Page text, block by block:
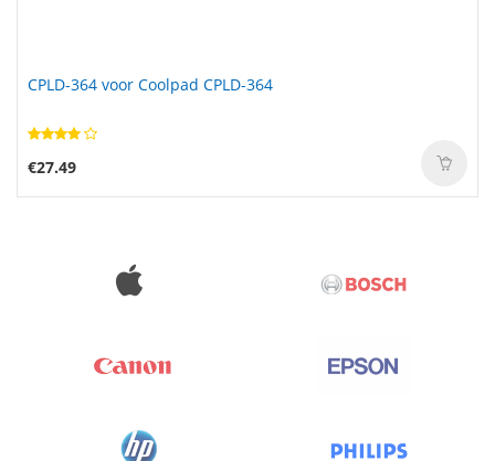
CPLD-364 voor Coolpad CPLD-364
€27.49